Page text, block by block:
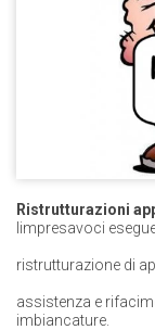
Ristrutturazioni
limpresavoci
ristrutturazione di
assistenza e
imbiancature.